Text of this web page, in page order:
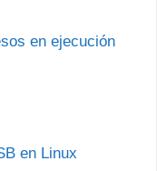
en ejecución
en Linux